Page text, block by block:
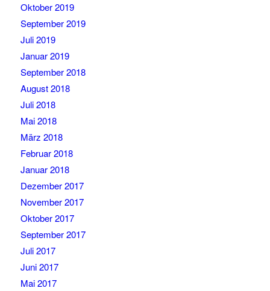
Oktober 2019
September 2019
Juli 2019
Januar 2019
September 2018
August 2018
Juli 2018
Mai 2018
März 2018
Februar 2018
Januar 2018
Dezember 2017
November 2017
Oktober 2017
September 2017
Juli 2017
Juni 2017
Mai 2017